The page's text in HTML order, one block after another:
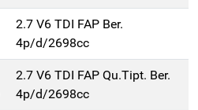
2.7 V6 TDI FAP Ber.
4p/d/2698cc
2.7 V6 TDI FAP Qu.Tipt. Ber.
4p/d/2698cc